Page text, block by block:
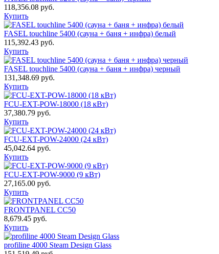
118,356.08 руб.
Купить
FASEL touchline 5400 (сауна + баня + инфра) белый
115,392.43 руб.
Купить
FASEL touchline 5400 (сауна + баня + инфра) черный
131,348.69 руб.
Купить
FCU-EXT-POW-18000 (18 кВт)
37,380.79 руб.
Купить
FCU-EXT-POW-24000 (24 кВт)
45,042.64 руб.
Купить
FCU-EXT-POW-9000 (9 кВт)
27,165.00 руб.
Купить
FRONTPANEL CC50
8,679.45 руб.
Купить
profiline 4000 Steam Design Glass